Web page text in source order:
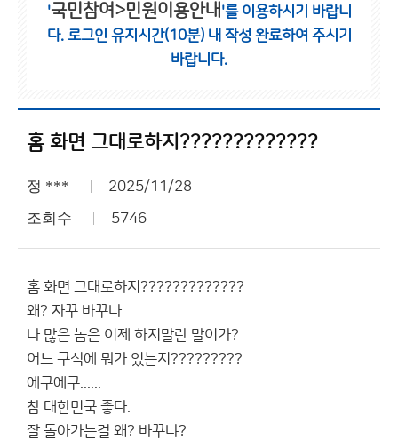
'국민참여>민원이용안내 '를 이용하시기 바랍니
다. 로그인 유지시간(10분) 내 작성 완료하여 주시기
바랍니다.
홈 화면 그대로하지?????????????
정 *** 2025/11/28
조회수 5746
홈 화면 그대로하지?????????????
왜? 자꾸 바꾸나
나 많은 놈은 이제 하지말란 말이가?
어느 구석에 뭐가 있는지?????????
에구에구......
참 대한민국 좋다.
잘 돌아가는걸 왜? 바꾸냐?